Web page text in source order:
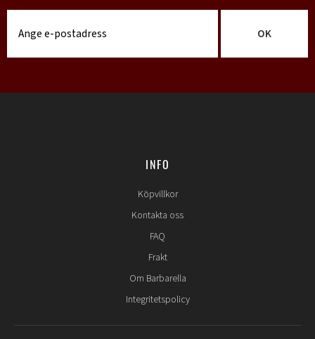
OK
INFO
Köpvillkor
Kontakta oss
FAQ
Frakt
Om Barbarella
Integritetspolicy